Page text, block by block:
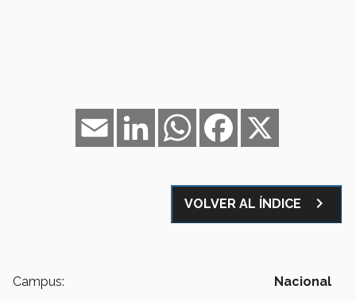
Facebook
WhatsApp
LinkedIn
Email
VOLVER AL ÍNDICE navigate_next
Campus: Nacional